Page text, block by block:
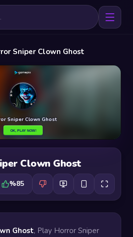
Sniper Clown Ghost
Clown Ghost
%85
Ghost, Play Horror Sniper